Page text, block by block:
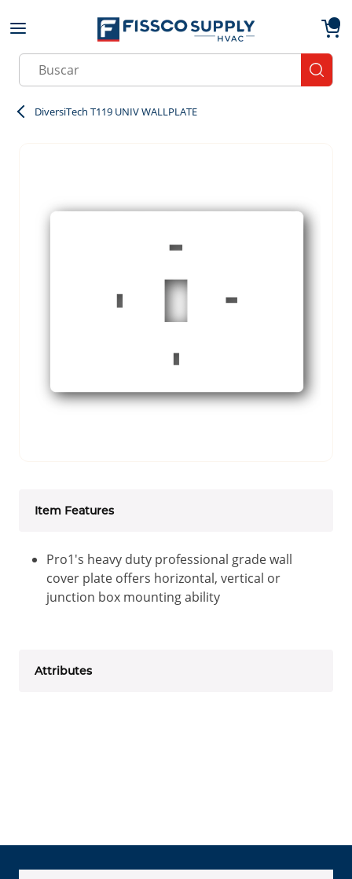
Skip to main content
Site Search
DiversiTech T119 UNIV WALLPLATE
Item Features
Pro1's heavy duty professional grade wall
cover plate offers horizontal, vertical or
junction box mounting ability
Attributes